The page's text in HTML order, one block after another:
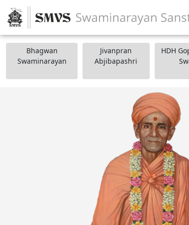
Bhagwan
Swaminarayan
Jivanpran
Abjibapashri
HDH